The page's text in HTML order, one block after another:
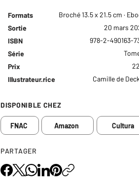
Formats
Broché 13.5 x 21.5 cm ·
Sortie
ISBN
Série
Prix
Illustrateur.rice
20 mars
978-2-490163-
Camille de
DISPONIBLE CHEZ
FNAC Amazon Cultura
PARTAGER